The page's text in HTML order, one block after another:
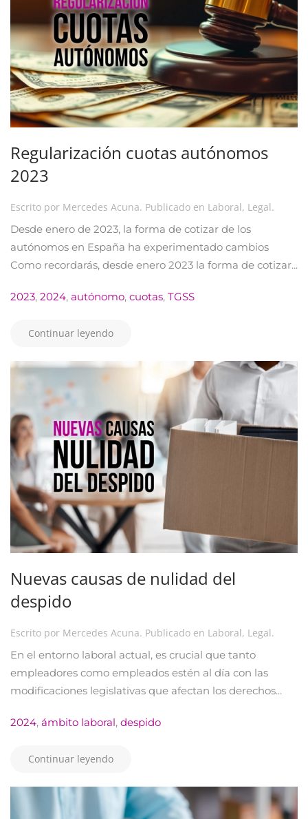
Regularización cuotas autónomos
2023
Escrito por Mercedes Acuna. Publicado en Laboral, Legal.
Desde enero de 2023, la forma de cotizar de los
autónomos en España ha experimentado cambios
Como recordarás, desde enero 2023 la forma de cotizar...
2023, 2024, autónomo, cuotas, TGSS
Continuar leyendo
Nuevas causas de nulidad del
despido
Escrito por Mercedes Acuna. Publicado en Laboral, Legal.
En el entorno laboral actual, es crucial que tanto
empleadores como empleados estén al día con las
modificaciones legislativas que afectan los derechos...
2024, ámbito laboral, despido
Continuar leyendo